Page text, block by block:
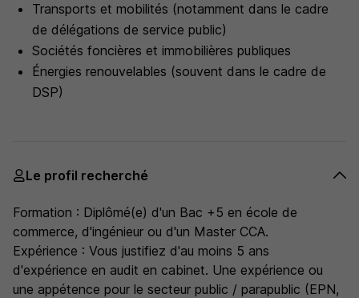
Transports et mobilités (notamment dans le cadre
de délégations de service public)
Sociétés foncières et immobilières publiques
Énergies renouvelables (souvent dans le cadre de
DSP)
Le profil recherché
Formation : Diplômé(e) d'un Bac +5 en école de
commerce, d'ingénieur ou d'un Master CCA.
Expérience : Vous justifiez d'au moins 5 ans
d'expérience en audit en cabinet. Une expérience ou
une appétence pour le secteur public / parapublic (EPN,